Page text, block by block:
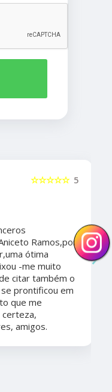
5
☆☆☆☆☆
Ramos,por
ótima
-me muito
citar também o
prontificou em
que me
certeza,
amigos.
›